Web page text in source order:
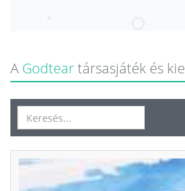
A Godteartársasjáték és